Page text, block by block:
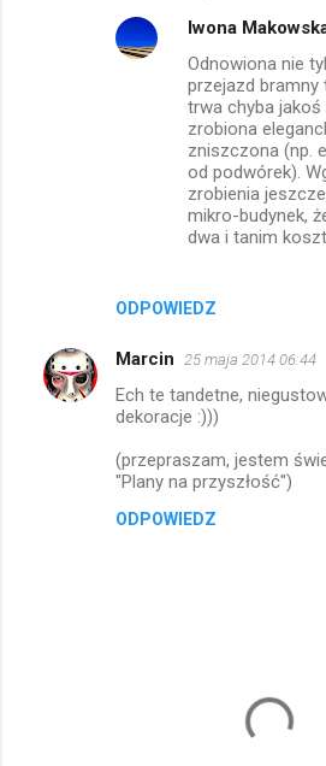
ODPOWIEDZ
Iwona
Odnowiona nie
przejazd bramny
trwa chyba
zrobiona
zniszczona (np.
od podwórek).
zrobienia
mikro-budynek,
dwa i tanim
Marcin 25 maja 2014 06:44
Ech te tandetne,
dekoracje :)))
(przepraszam, jestem
"Plany na przyszłość")
ODPOWIEDZ